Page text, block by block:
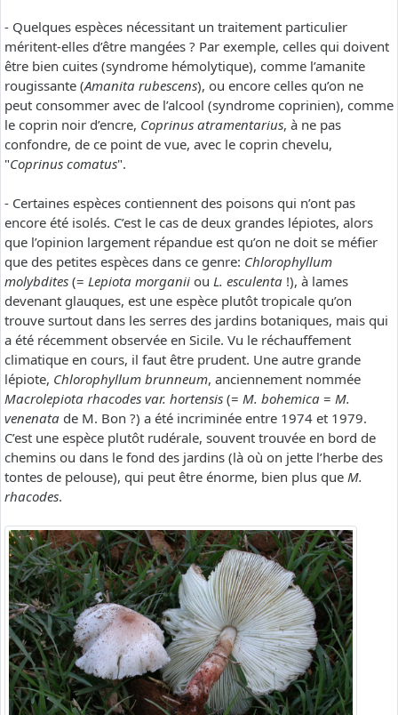
- Quelques espèces nécessitant un traitement particulier
méritent-elles d’être mangées ? Par exemple, celles qui doivent
être bien cuites (syndrome hémolytique), comme l’amanite
rougissante (Amanita rubescens), ou encore celles qu’on ne
peut consommer avec de l’alcool (syndrome coprinien), comme
le coprin noir d’encre, Coprinus atramentarius, à ne pas
confondre, de ce point de vue, avec le coprin chevelu,
"Coprinus comatus".
- Certaines espèces contiennent des poisons qui n’ont pas
encore été isolés. C’est le cas de deux grandes lépiotes, alors
que l’opinion largement répandue est qu’on ne doit se méfier
que des petites espèces dans ce genre: Chlorophyllum
molybdites (= Lepiota morganii ou L. esculenta !), à lames
devenant glauques, est une espèce plutôt tropicale qu’on
trouve surtout dans les serres des jardins botaniques, mais qui
a été récemment observée en Sicile. Vu le réchauffement
climatique en cours, il faut être prudent. Une autre grande
lépiote, Chlorophyllum brunneum, anciennement nommée
Macrolepiota rhacodes var. hortensis (= M. bohemica = M.
venenata de M. Bon ?) a été incriminée entre 1974 et 1979.
C’est une espèce plutôt rudérale, souvent trouvée en bord de
chemins ou dans le fond des jardins (là où on jette l’herbe des
tontes de pelouse), qui peut être énorme, bien plus que M.
rhacodes.